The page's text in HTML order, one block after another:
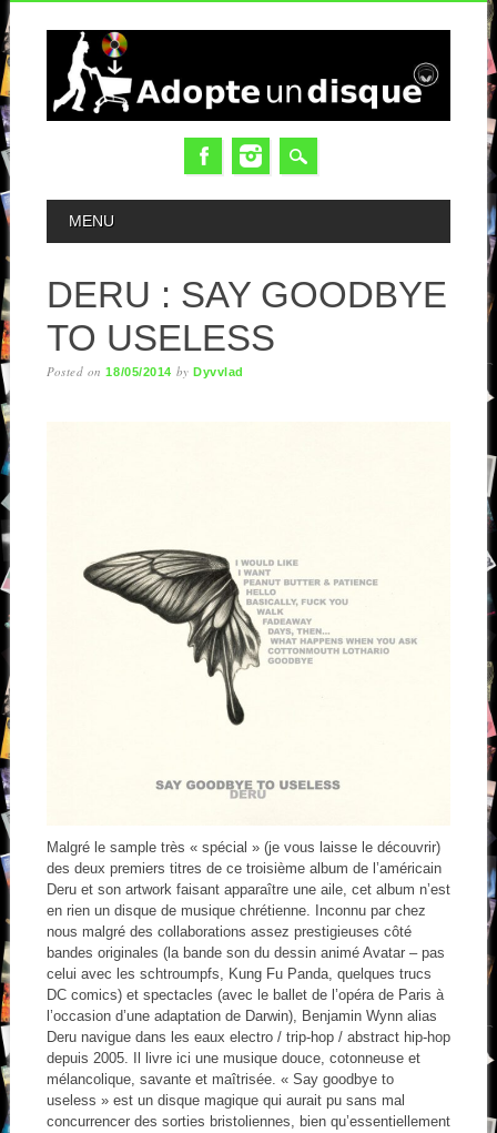
MAIN MENU
MENU
DERU : SAY GOODBYE
TO USELESS
Posted on18/05/2014 byDyvvlad
Malgré le sample très « spécial » (je vous laisse le découvrir)
des deux premiers titres de ce troisième album de l’américain
Deru et son artwork faisant apparaître une aile, cet album n’est
en rien un disque de musique chrétienne. Inconnu par chez
nous malgré des collaborations assez prestigieuses côté
bandes originales (la bande son du dessin animé Avatar – pas
celui avec les schtroumpfs, Kung Fu Panda, quelques trucs
DC comics) et spectacles (avec le ballet de l’opéra de Paris à
l’occasion d’une adaptation de Darwin), Benjamin Wynn alias
Deru navigue dans les eaux electro / trip-hop / abstract hip-hop
depuis 2005. Il livre ici une musique douce, cotonneuse et
mélancolique, savante et maîtrisée. « Say goodbye to
useless » est un disque magique qui aurait pu sans mal
concurrencer des sorties bristoliennes, bien qu’essentiellement